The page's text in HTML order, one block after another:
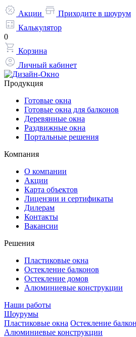
Акции
Приходите в шоурум
Калькулятор
0
Корзина
Личный кабинет
Продукция
Готовые окна
Готовые окна для балконов
Деревянные окна
Раздвижные окна
Портальные решения
Компания
О компании
Акции
Карта объектов
Лицензии и сертификаты
Дилерам
Контакты
Вакансии
Решения
Пластиковые окна
Остекление балконов
Остекление домов
Алюминиевые конструкции
Наши работы
Шоурумы
Пластиковые окна Остекление
Алюминиевые конструкции